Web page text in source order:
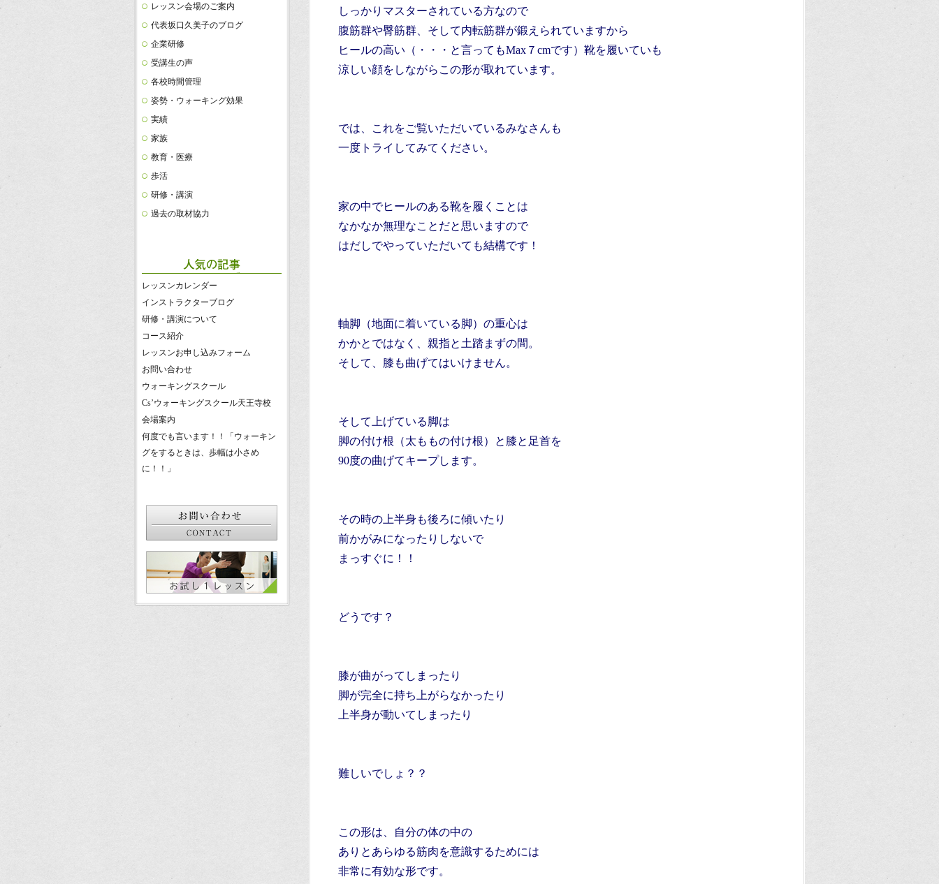
レッスン会場のご案内
代表坂口久美子のブログ
企業研修
受講生の声
各校時間管理
姿勢・ウォーキング効果
実績
家族
教育・医療
歩活
研修・講演
過去の取材協力
レッスンカレンダー
インストラクターブログ
研修・講演について
コース紹介
レッスンお申し込みフォーム
お問い合わせ
ウォーキングスクール
Cs’ウォーキングスクール天王寺校
会場案内
何度でも言います！！「ウォーキン
グをするときは、歩幅は小さめ
に！！」
しっかりマスターされている方なので
腹筋群や臀筋群、そして内転筋群が鍛えられていますから
ヒールの高い（・・・と言ってもMax７cmです）靴を履いていも
涼しい顔をしながらこの形が取れています。
では、これをご覧いただいているみなさんも
一度トライしてみてください。
家の中でヒールのある靴を履くことは
なかなか無理なことだと思いますので
はだしでやっていただいても結構です！
軸脚（地面に着いている脚）の重心は
かかとではなく、親指と土踏まずの間。
そして、膝も曲げてはいけません。
そして上げている脚は
脚の付け根（太ももの付け根）と膝と足首を
90度の曲げてキープします。
その時の上半身も後ろに傾いたり
前かがみになったりしないで
まっすぐに！！
どうです？
膝が曲がってしまったり
脚が完全に持ち上がらなかったり
上半身が動いてしまったり
難しいでしょ？？
この形は、自分の体の中の
ありとあらゆる筋肉を意識するためには
非常に有効な形です。